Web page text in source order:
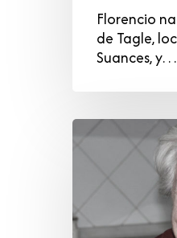
Florencio
de Tagle,
Suances, y…
Carmen